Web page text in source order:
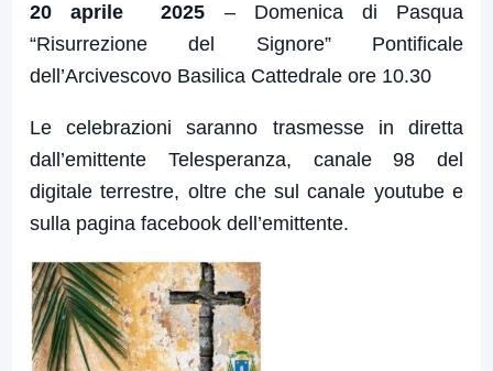
20 aprile 2025 – Domenica di Pasqua
“Risurrezione del Signore” Pontificale
dell’Arcivescovo Basilica Cattedrale ore 10.30
Le celebrazioni saranno trasmesse in diretta
dall’emittente Telesperanza, canale 98 del
digitale terrestre, oltre che sul canale youtube e
sulla pagina facebook dell’emittente.